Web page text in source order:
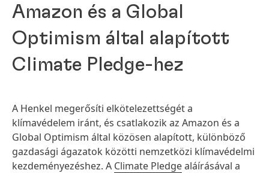
Amazon és a Global
Optimism által alapított
Climate Pledge-hez
A Henkel megerősíti elkötelezettségét a
klímavédelem iránt, és csatlakozik az Amazon és a
Global Optimism által közösen alapított, különböző
gazdasági ágazatok közötti nemzetközi klímavédelmi
kezdeményezéshez. A Climate Pledgealáírásával a